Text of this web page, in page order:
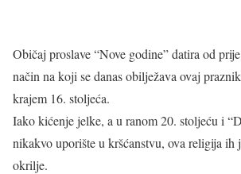
Običaj proslave “Nove godine” datira od
način na koji se danas obilježava ovaj
krajem 16. stoljeća.
Iako kićenje jelke, a u ranom 20. stoljeću i
nikakvo uporište u kršćanstvu, ova religija ih
okrilje.